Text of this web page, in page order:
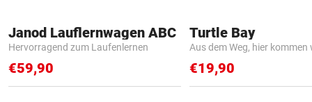
Janod Lauflernwagen ABC
Hervorragend zum Laufenlernen
€59,90
Turtle Bay
Aus dem Weg, hier kommen
€19,90